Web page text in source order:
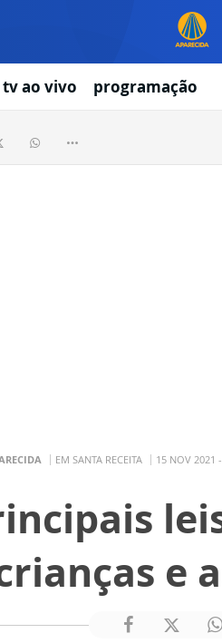
tv ao vivo programação
EM SANTA RECEITA 15 NOV 2021
e